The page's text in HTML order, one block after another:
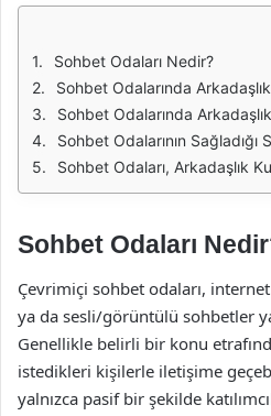
Sohbet Odaları Nedir?
Sohbet Odalarında
Sohbet Odalarında
Sohbet Odalarının Sağladığı
Sohbet Odaları, Arkadaşlık
Sohbet Odaları
Çevrimiçi sohbet odaları,
ya da sesli/görüntülü sohbetler
Genellikle belirli bir konu
istedikleri kişilerle iletişime
yalnızca pasif bir şekilde